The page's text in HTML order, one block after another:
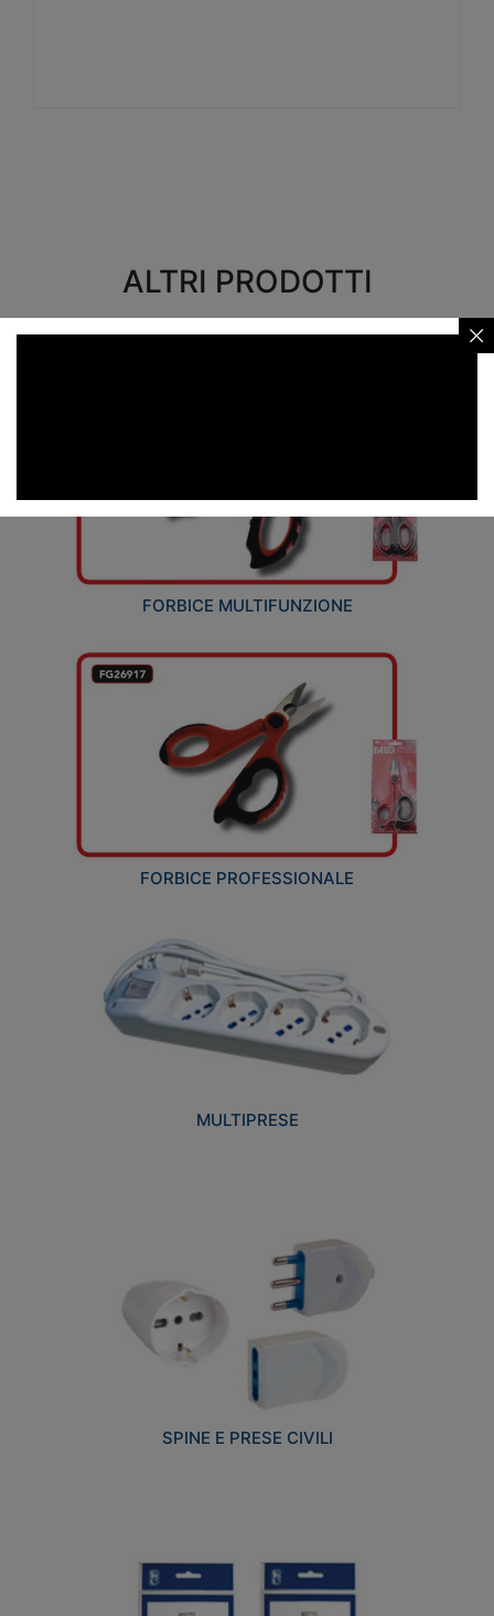
ALTRI PRODOTTI
FORBICE MULTIFUNZIONE
FORBICE PROFESSIONALE
MULTIPRESE
SPINE E PRESE CIVILI